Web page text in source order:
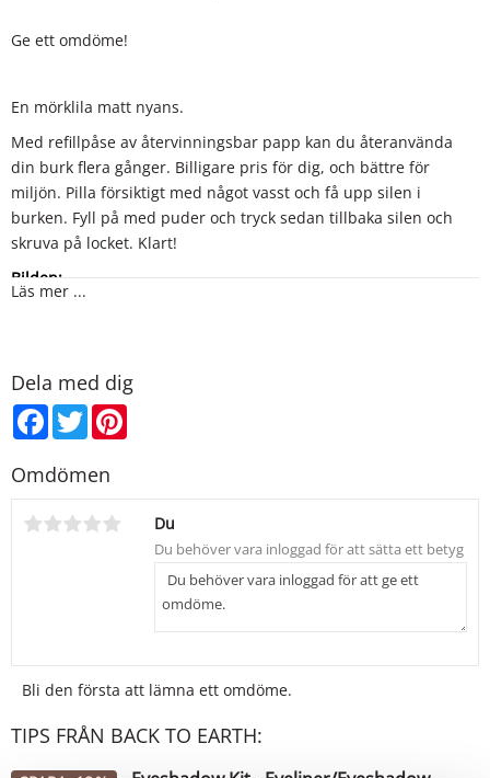
Ge ett omdöme!
En mörklila matt nyans.
Med refillpåse av återvinningsbar papp kan du återanvända
din burk flera gånger. Billigare pris för dig, och bättre för
miljön. Pilla försiktigt med något vasst och få upp silen i
burken. Fyll på med puder och tryck sedan tillbaka silen och
skruva på locket. Klart!
Bilden:
skuggor som använts på ögonlocken är Purple Rain, och Misty
Cl 77007, Cl 77019, Cl 77491
ämne som många kan uppleva som irriterande för huden.
Läs mer ...
Dela med dig
Facebook
Twitter
Omdömen
Du
Bli den första att lämna ett omdöme.
TIPS FRÅN BACK TO EARTH: